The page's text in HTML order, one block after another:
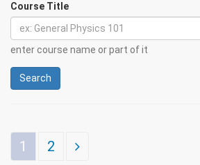
Course Title
enter course name or part of it
Search
1 2